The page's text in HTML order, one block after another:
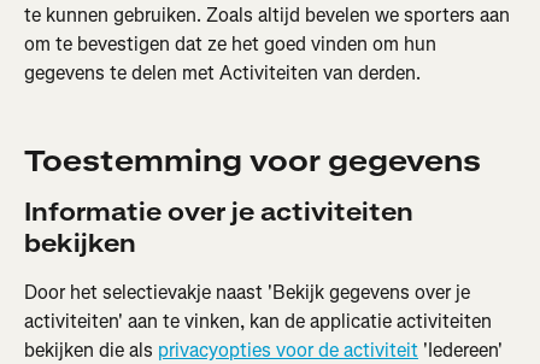
te kunnen gebruiken. Zoals altijd bevelen we sporters aan
om te bevestigen dat ze het goed vinden om hun
gegevens te delen met Activiteiten van derden.
Toestemming voor gegevens
Informatie over je activiteiten
bekijken
Door het selectievakje naast 'Bekijk gegevens over je
activiteiten' aan te vinken, kan de applicatie activiteiten
bekijken die als privacyopties voor de activiteit 'Iedereen'